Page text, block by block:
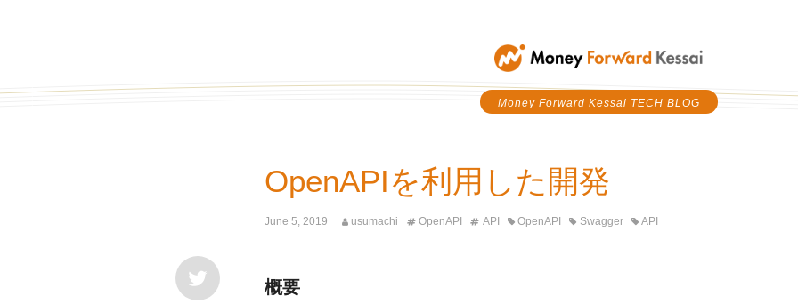
Money Forward Kessai
Money Forward Kessai TECH BLOG
OpenAPIを利用した開発
June 5, 2019 usumachi OpenAPI API OpenAPI Swagger API
概要